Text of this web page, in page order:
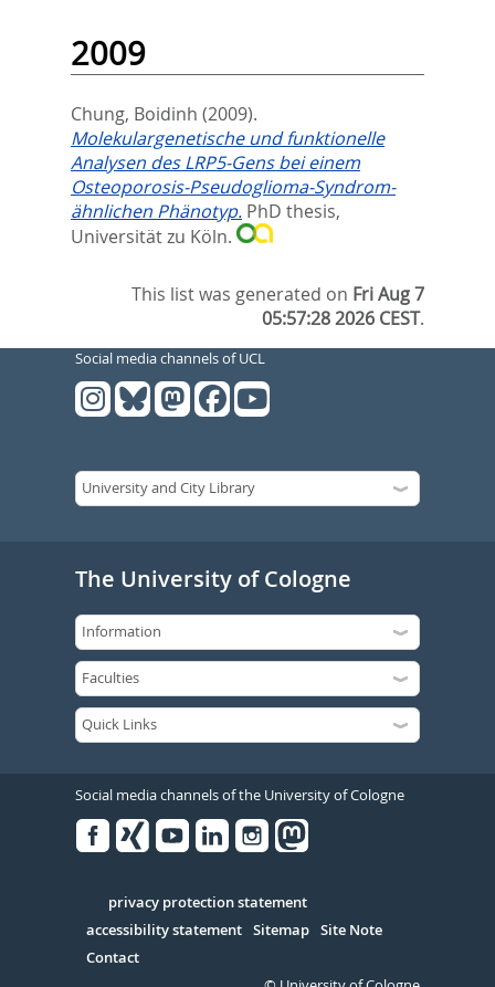
2009
Chung, Boidinh (2009).
Molekulargenetische und funktionelle
Analysen des LRP5-Gens bei einem
Osteoporosis-Pseudoglioma-Syndrom-
ähnlichen Phänotyp. PhD thesis,
Universität zu Köln.
This list was generated on Fri Aug 7
05:57:28 2026 CEST.
Social media channels of UCL
The University of Cologne
Social media channels of the University of Cologne
Serivce
privacy protection statement
accessibility statement Sitemap Site Note
Contact